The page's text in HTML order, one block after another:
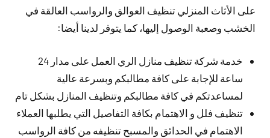
على الأثاث المنزلي تنظيف العوالق والرواسب العالقة في
الخشب وصعبة الوصول إليها، كما يتوفر لدينا أيضا:
خدمة شركة تنظيف منازل الري العمل على مدار 24
ساعة للإجابة على كافة مطالبكم وبسرعة عالية
لمساعدتكم في كافة مطالبكم وتنظيف المنازل بشكل تام
تنظيف فلل و الاهتمام بكافة التفاصيل التي يطلبها العملاء
الاهتمام في الحدائق والمسبح تنظيفه من كافة الرواسب